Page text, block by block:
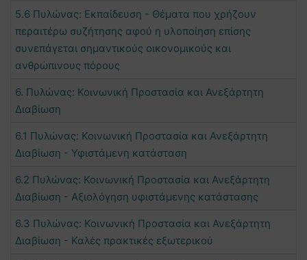
5.6 Πυλώνας: Εκπαίδευση - Θέματα που χρήζουν
περαιτέρω συζήτησης αφού η υλοποίηση επίσης
συνεπάγεται σημαντικούς οικονομικούς και
ανθρώπινους πόρους
6. Πυλώνας: Κοινωνική Προστασία και Ανεξάρτητη
Διαβίωση
6.1 Πυλώνας: Κοινωνική Προστασία και Ανεξάρτητη
Διαβίωση - Υφιστάμενη κατάσταση
6.2 Πυλώνας: Κοινωνική Προστασία και Ανεξάρτητη
Διαβίωση - Αξιολόγηση υφιστάμενης κατάστασης
6.3 Πυλώνας: Κοινωνική Προστασία και Ανεξάρτητη
Διαβίωση - Καλές πρακτικές εξωτερικού